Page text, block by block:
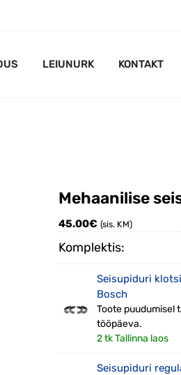
LEIUNURK KONTAKT
Mehaanilise
45.00€ (sis. KM)
Komplektis:
Seisupiduri
Bosch
Toote puudumisel
tööpäeva.
2 tk Tallinna laos
Seisupiduri